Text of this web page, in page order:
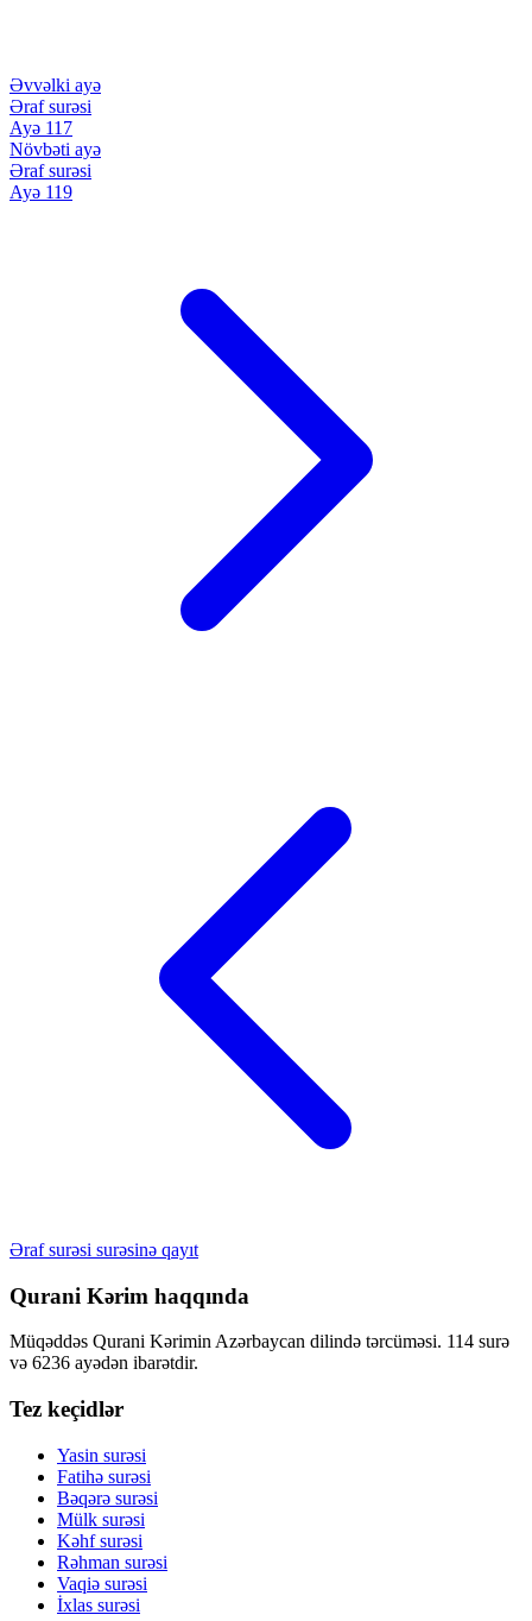
Əvvəlki ayə
Əraf surəsi
Ayə 117
Növbəti ayə
Əraf surəsi
Ayə 119
Əraf surəsi surəsinə qayıt
Qurani Kərim haqqında
Müqəddəs Qurani Kərimin Azərbaycan dilində tərcüməsi. 114 surə
və 6236 ayədən ibarətdir.
Tez keçidlər
Yasin surəsi
Fatihə surəsi
Bəqərə surəsi
Mülk surəsi
Kəhf surəsi
Rəhman surəsi
Vaqiə surəsi
İxlas surəsi